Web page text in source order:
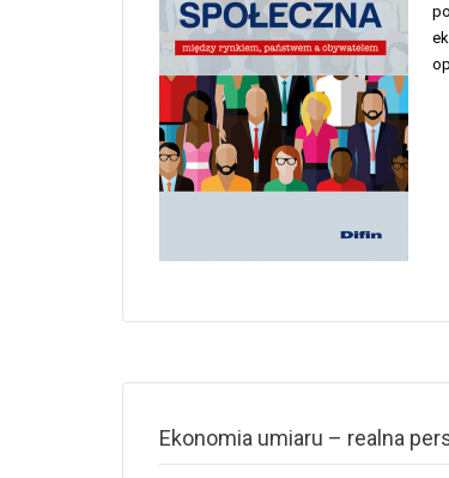
Ekonomia umiaru – realna